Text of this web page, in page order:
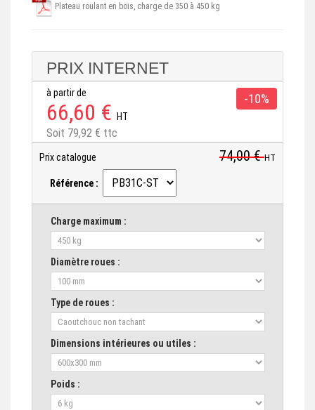
Plateau roulant en bois, charge de 350 à 450 kg
PRIX INTERNET
à partir de
66,60 € HT
Soit 79,92 € ttc
-10%
Prix catalogue 74,00 €HT
Référence :
Charge maximum :
Diamètre roues :
Type de roues :
Dimensions intérieures ou utiles :
Poids :